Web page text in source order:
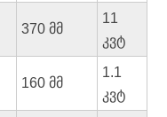
370 მმ
11
კვტ
160 მმ
1.1
კვტ